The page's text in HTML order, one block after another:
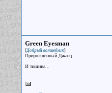
Green Eyesman
[Добрый волшебник]
Прирожденный Джаец
И тишина...